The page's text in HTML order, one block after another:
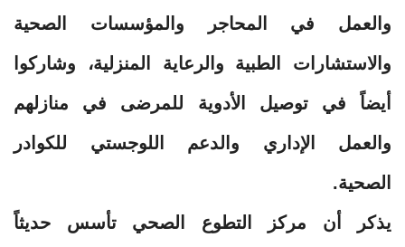
والعمل في المحاجر والمؤسسات الصحية
والاستشارات الطبية والرعاية المنزلية، وشاركوا
أيضاً في توصيل الأدوية للمرضى في منازلهم
والعمل الإداري والدعم اللوجستي للكوادر
الصحية.
يذكر أن مركز التطوع الصحي تأسس حديثاً